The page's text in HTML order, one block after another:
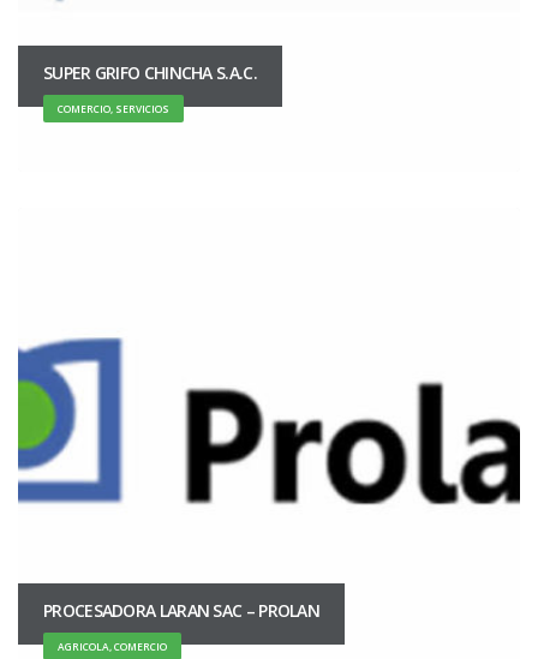
SUPER GRIFO CHINCHA S.A.C.
COMERCIO, SERVICIOS
PROCESADORA LARAN SAC – PROLAN
AGRICOLA, COMERCIO